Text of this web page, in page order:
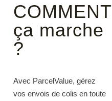
COMMENT
ça marche
?
Avec ParcelValue, gérez
vos envois de colis en toute